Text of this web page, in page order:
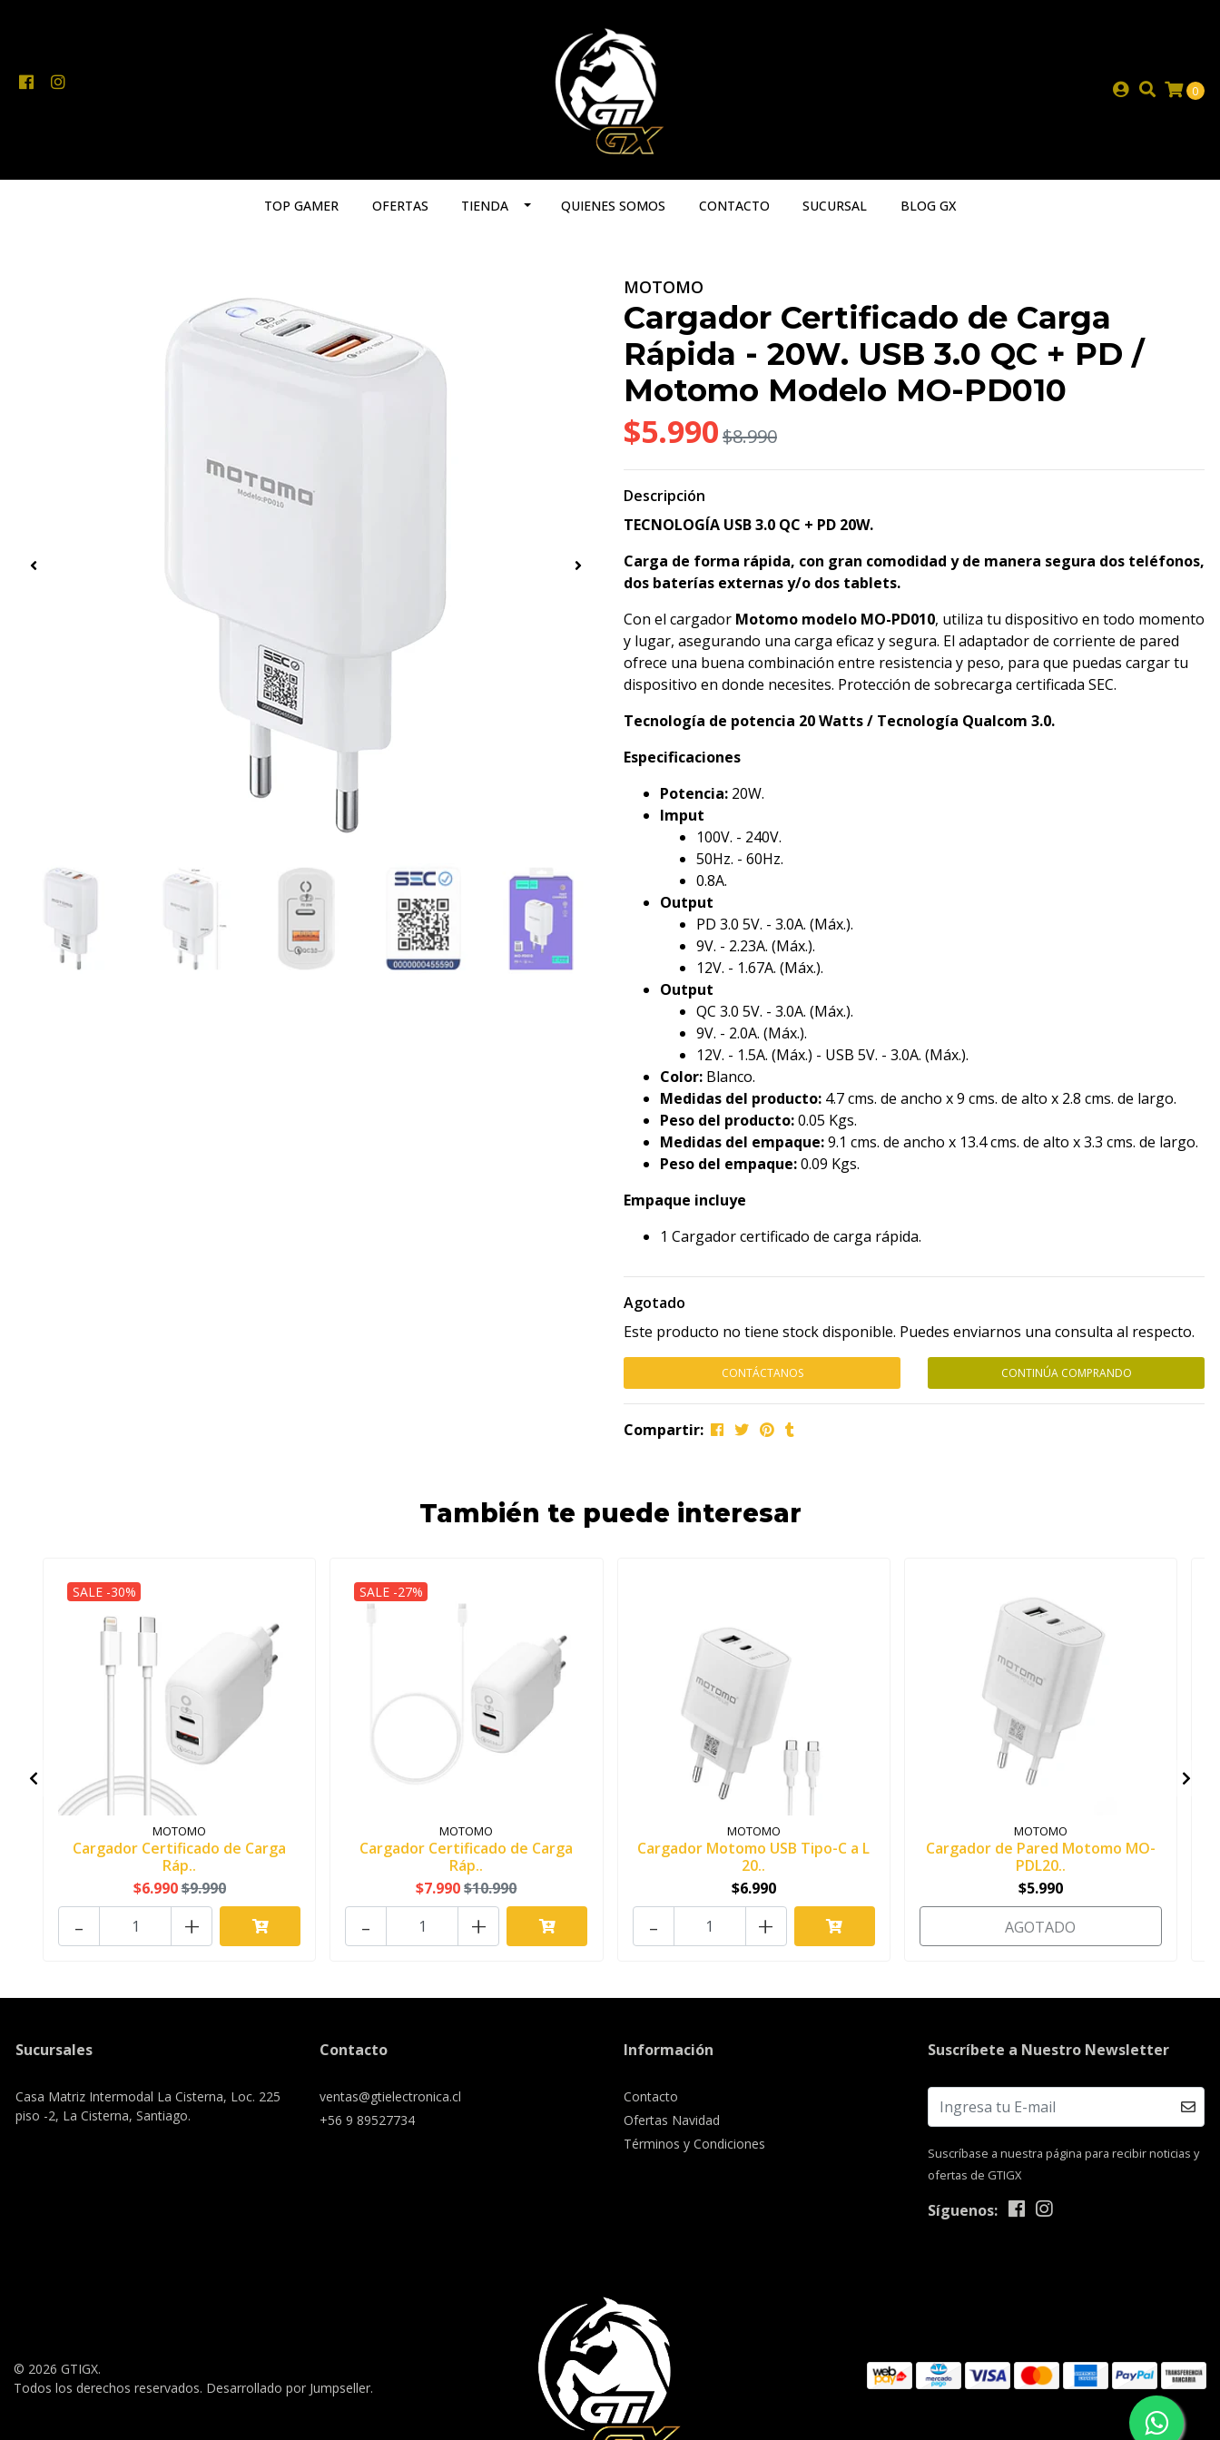
0
TOP GAMER OFERTAS TIENDA QUIENES SOMOS CONTACTO SUCURSAL BLOG GX
MOTOMO
Cargador Certificado de Carga
Rápida - 20W. USB 3.0 QC + PD /
Motomo Modelo MO-PD010
$5.990$8.990
Descripción
TECNOLOGÍA USB 3.0 QC + PD 20W.
Carga de forma rápida, con gran comodidad y de manera segura dos teléfonos,
dos baterías externas y/o dos tablets.
Con el cargador Motomo modelo MO-PD010, utiliza tu dispositivo en todo momento
y lugar, asegurando una carga eficaz y segura. El adaptador de corriente de pared
ofrece una buena combinación entre resistencia y peso, para que puedas cargar tu
dispositivo en donde necesites. Protección de sobrecarga certificada SEC.
Tecnología de potencia 20 Watts / Tecnología Qualcom 3.0.
Especificaciones
Potencia: 20W.
Imput
100V. - 240V.
50Hz. - 60Hz.
0.8A.
Output
PD 3.0 5V. - 3.0A. (Máx.).
9V. - 2.23A. (Máx.).
12V. - 1.67A. (Máx.).
Output
QC 3.0 5V. - 3.0A. (Máx.).
9V. - 2.0A. (Máx.).
12V. - 1.5A. (Máx.) - USB 5V. - 3.0A. (Máx.).
Color: Blanco.
Medidas del producto: 4.7 cms. de ancho x 9 cms. de alto x 2.8 cms. de largo.
Peso del producto:0.05 Kgs.
Medidas del empaque:9.1 cms. de ancho x 13.4 cms. de alto x 3.3 cms. de largo.
Peso del empaque:0.09 Kgs.
Empaque incluye
1 Cargador certificado de carga rápida.
Agotado
Este producto no tiene stock disponible. Puedes enviarnos una consulta al respecto.
CONTÁCTANOS CONTINÚA COMPRANDO
Compartir:
También te puede interesar
SALE -30%
MOTOMO
Cargador Certificado de Carga
Ráp..
$6.990$9.990
+
-
SALE -27%
MOTOMO
Cargador Certificado de Carga
Ráp..
$7.990$10.990
+
-
MOTOMO
Cargador Motomo USB Tipo-C a L
20..
$6.990
+
-
MOTOMO
Cargador de Pared Motomo MO-
PDL20..
$5.990
AGOTADO
Sucursales
Casa Matriz Intermodal La Cisterna, Loc. 225
piso -2, La Cisterna, Santiago.
Contacto
ventas@gtielectronica.cl
+56 9 89527734
Información
Contacto
Ofertas Navidad
Términos y Condiciones
Suscríbete a Nuestro Newsletter
Suscríbase a nuestra página para recibir noticias y
ofertas de GTIGX
Síguenos:
© 2026 GTIGX.
Todos los derechos reservados. Desarrollado por Jumpseller.